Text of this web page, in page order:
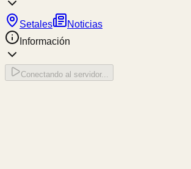
Setales
Noticias
Información
Conectando al servidor...